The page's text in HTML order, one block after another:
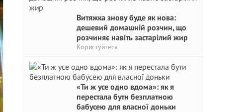
Витяжка знову буде як нова:
дешевий домашній розчин, що
розчиняє навіть застарілий жир
Користуйтеся
«Ти ж усе одно вдома»: як я
перестала бути безплатною
бабусею для власної доньки